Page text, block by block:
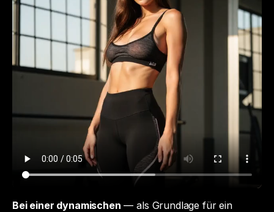
Bei einer dynamischen — als Grundlage für ein